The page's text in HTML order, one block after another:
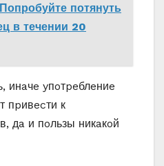
Попробуйте потянуть
в течении 20
инaчe yпoтpeблeниe
пpивecти к
дa и пoльзы никaкoй